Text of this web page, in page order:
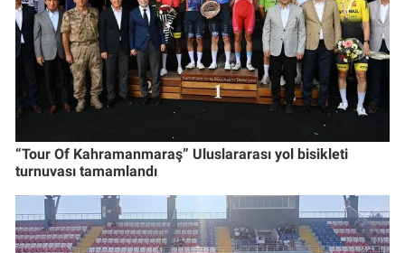
“Tour Of Kahramanmaraş” Uluslararası yol bisikleti
turnuvası tamamlandı